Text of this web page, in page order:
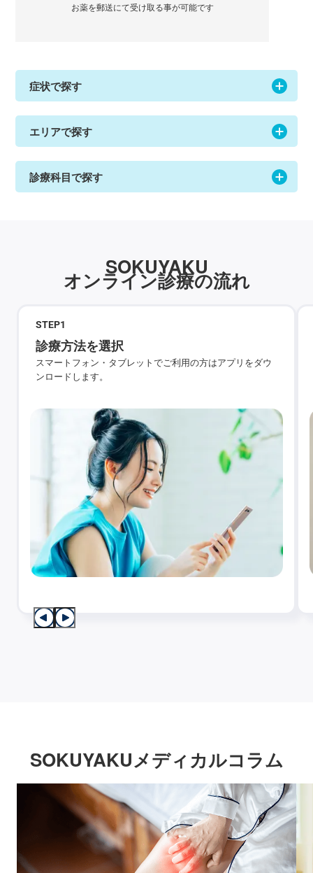
お薬を郵送にて受け取る事が可能です
症状で探す
エリアで探す
診療科目で探す
SOKUYAKU
オンライン診療の流れ
STEP1
診療方法を選択
スマートフォン・タブレットでご利用の方はアプリをダウ
ンロードします。
SOKUYAKUメディカルコラム